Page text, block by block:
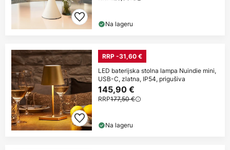
Na lageru
RRP -31,60 €
LED baterijska stolna lampa Nuindie mini,
USB-C, zlatna, IP54, prigušiva
145,90 €
RRP177,50 €
Na lageru